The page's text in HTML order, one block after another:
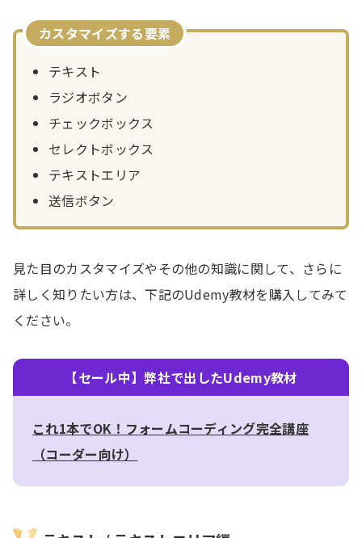
カスタマイズする要素
テキスト
ラジオボタン
チェックボックス
セレクトボックス
テキストエリア
送信ボタン
見た目のカスタマイズやその他の知識に関して、さらに
詳しく知りたい方は、下記のUdemy教材を購入してみて
ください。
【セール中】弊社で出したUdemy教材
これ1本でOK！フォームコーディング完全講座
（コーダー向け）